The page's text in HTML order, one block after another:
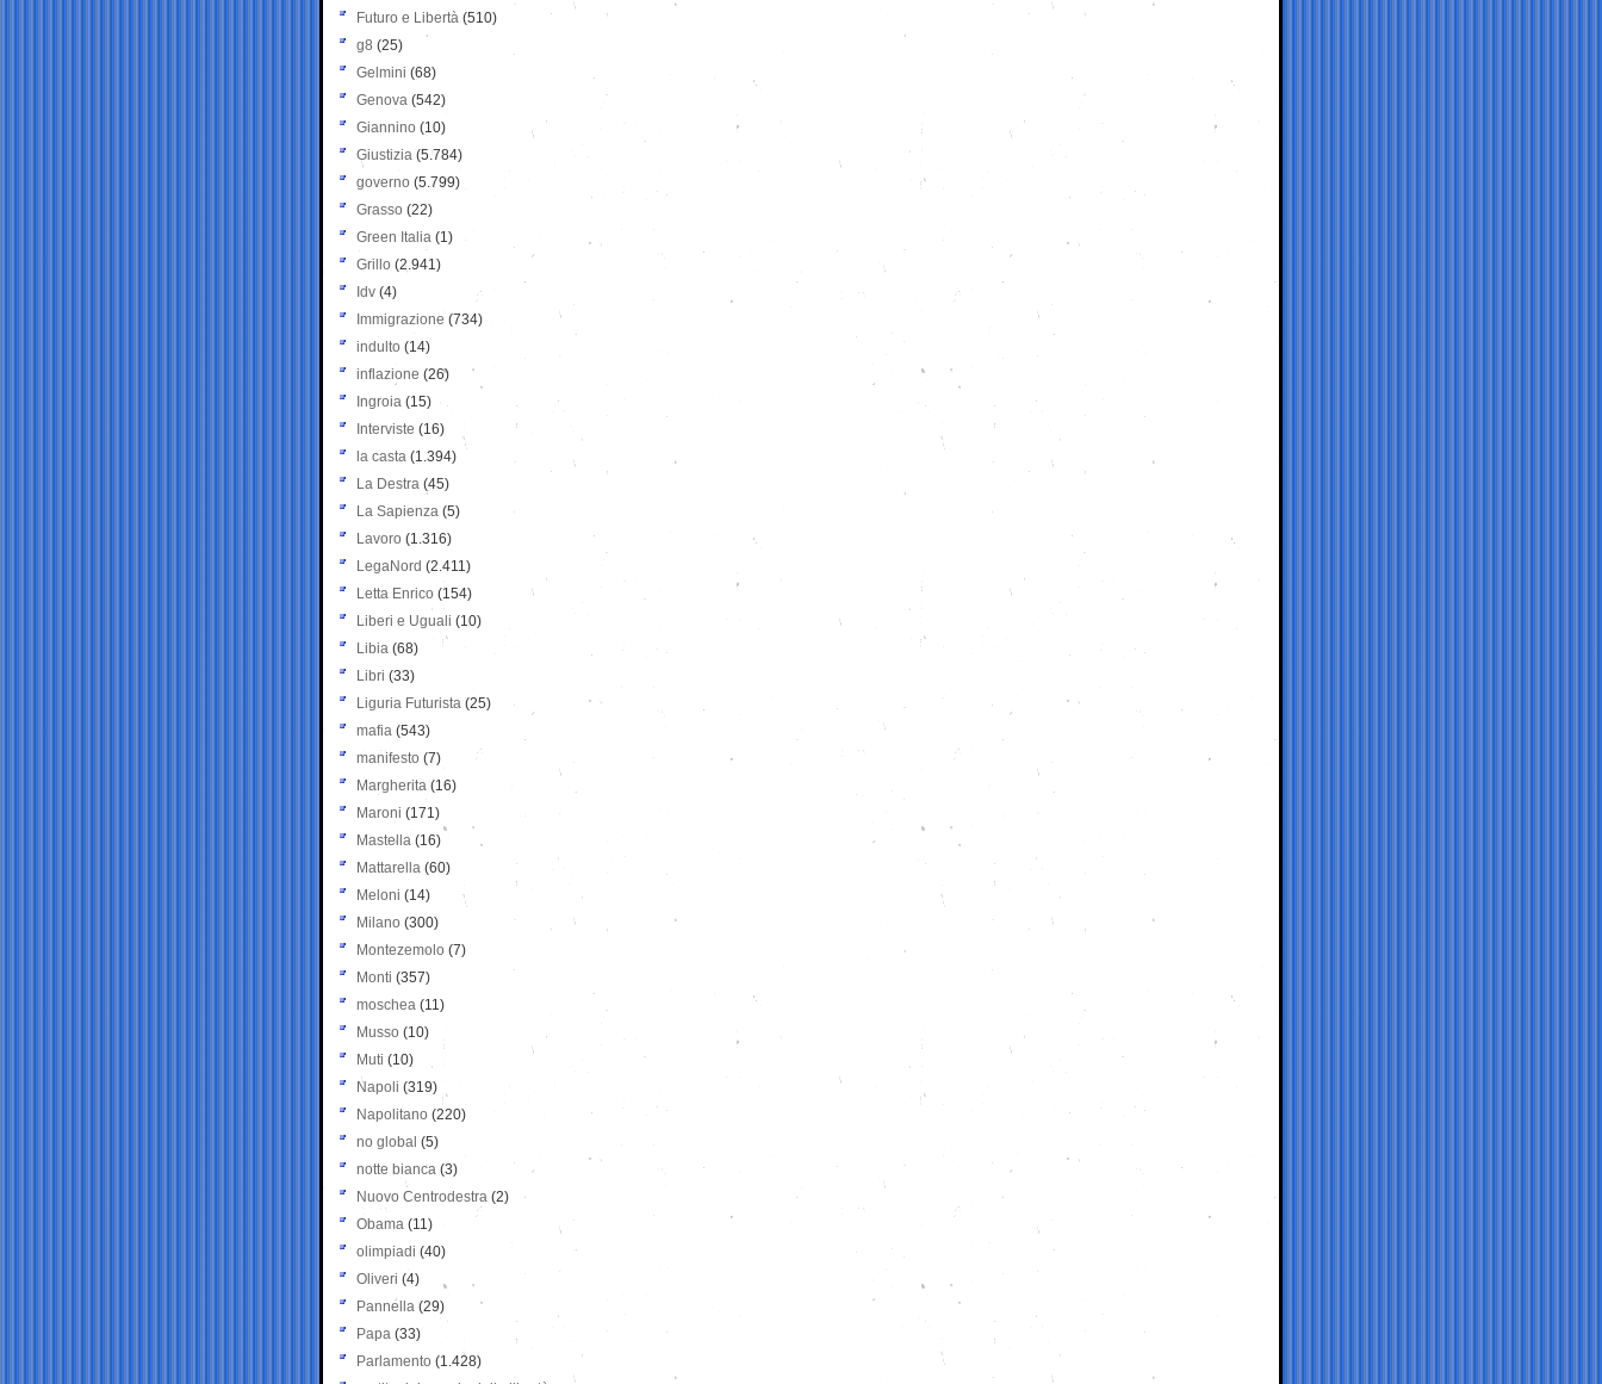
Futuro e Libertà (510)
g8 (25)
Gelmini (68)
Genova (542)
Giannino (10)
Giustizia (5.784)
governo (5.799)
Grasso (22)
Green Italia (1)
Grillo (2.941)
Idv (4)
Immigrazione (734)
indulto (14)
inflazione (26)
Ingroia (15)
Interviste (16)
la casta (1.394)
La Destra (45)
La Sapienza (5)
Lavoro (1.316)
LegaNord (2.411)
Letta Enrico (154)
Liberi e Uguali (10)
Libia (68)
Libri (33)
Liguria Futurista (25)
mafia (543)
manifesto (7)
Margherita (16)
Maroni (171)
Mastella (16)
Mattarella (60)
Meloni (14)
Milano (300)
Montezemolo (7)
Monti (357)
moschea (11)
Musso (10)
Muti (10)
Napoli (319)
Napolitano (220)
no global (5)
notte bianca (3)
Nuovo Centrodestra (2)
Obama (11)
olimpiadi (40)
Oliveri (4)
Pannella (29)
Papa (33)
Parlamento (1.428)